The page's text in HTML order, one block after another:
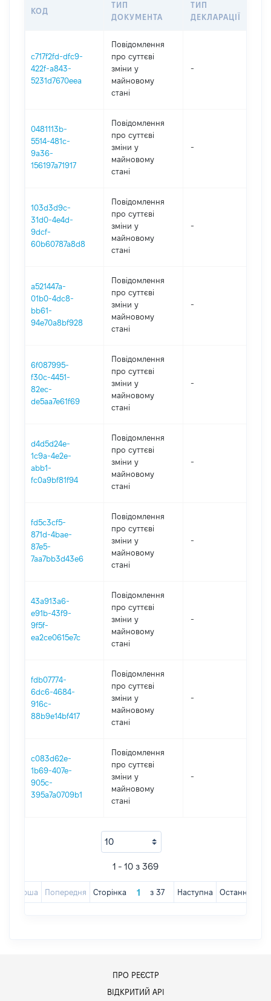
КОД
ТИП
ДОКУМЕНТА
ТИП
ДЕКЛАРАЦІЇ
c717f2fd-dfc9-
422f-a843-
5231d7670eea
Повідомлення
про суттєві
зміни y
майновому
стані
-
0481113b-
5514-481c-
9a36-
156197a71917
Повідомлення
про суттєві
зміни y
майновому
стані
-
103d3d9c-
31d0-4e4d-
9dcf-
60b60787a8d8
Повідомлення
про суттєві
зміни y
майновому
стані
-
a521447a-
01b0-4dc8-
bb61-
94e70a8bf928
Повідомлення
про суттєві
зміни y
майновому
стані
-
6f087995-
f30c-4451-
82ec-
de5aa7e61f69
Повідомлення
про суттєві
зміни y
майновому
стані
-
d4d5d24e-
1c9a-4e2e-
abb1-
fc0a9bf81f94
Повідомлення
про суттєві
зміни y
майновому
стані
-
fd5c3cf5-
871d-4bae-
87e5-
7aa7bb3d43e6
Повідомлення
про суттєві
зміни y
майновому
стані
-
43a913a6-
e91b-43f9-
9f5f-
ea2ce0615e7c
Повідомлення
про суттєві
зміни y
майновому
стані
-
fdb07774-
6dc6-4684-
916c-
88b9e14bf417
Повідомлення
про суттєві
зміни y
майновому
стані
-
c083d62e-
1b69-407e-
905c-
395a7a0709b1
Повідомлення
про суттєві
зміни y
майновому
стані
-
1 - 10 з 369
Перша Попередня Сторінка з 37 Наступна Остання
ПРО РЕЄСТР
ВІДКРИТИЙ АРІ